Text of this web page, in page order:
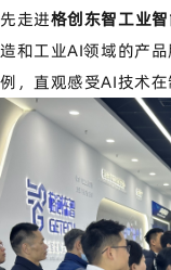
先走进格创东智工业
造和工业AI领域的产
例，直观感受AI技术在